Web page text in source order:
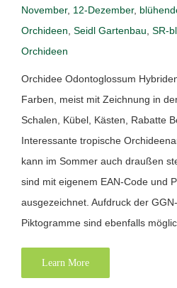
November, 12-Dezember,
Orchideen, Seidl Gartenbau, SR-
Orchideen
Orchidee Odontoglossum
Farben, meist mit Zeichnung in
Schalen, Kübel, Kästen, Rabatte
Interessante tropische
kann im Sommer auch draußen
sind mit eigenem EAN-Code und
ausgezeichnet. Aufdruck der
Piktogramme sind ebenfalls
Learn More